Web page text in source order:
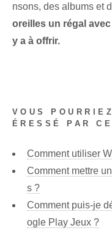
nsons, des albums et
oreilles un régal
y a à offrir.
VOUS
ÉRESSÉ PAR
Comment utiliser
Comment mettre
s ?
Comment puis-je
ogle Play Jeux ?